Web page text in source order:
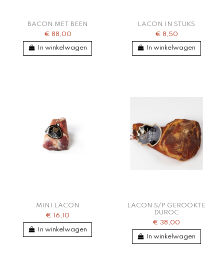
BACON MET BEEN
€ 88,00
In winkelwagen
LACON IN STUKS
€ 8,50
In winkelwagen
MINI LACON
€ 16,10
In winkelwagen
LACON S/P GEROOKTE
DUROC
€ 38,00
In winkelwagen